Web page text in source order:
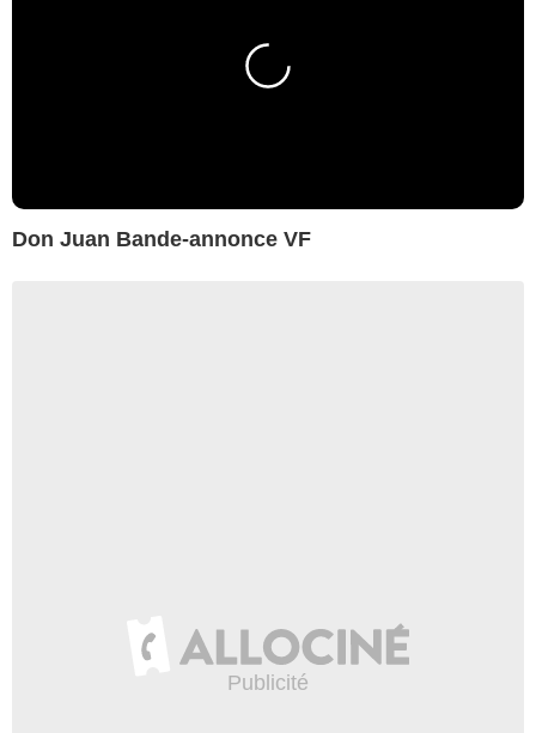
Don Juan Bande-annonce VF